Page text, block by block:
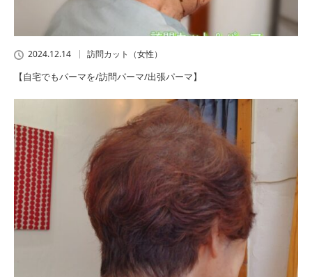
2024.12.14 訪問カット（女性）
【自宅でもパーマを/訪問パーマ/出張パーマ】